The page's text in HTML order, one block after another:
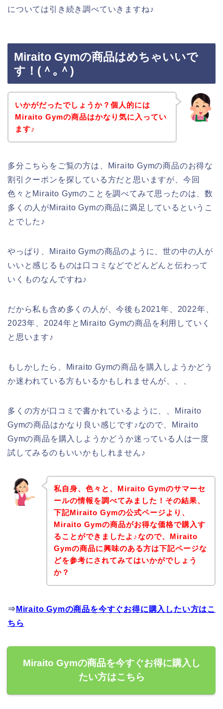
については引き続き調べていきますね♪
Miraito Gymの商品はめちゃいいで
す！(＾｡＾)
いかがだったでしょうか？個人的には
Miraito Gymの商品はかなり気に入ってい
ます♪
多分こちらをご覧の方は、Miraito Gymの商品のお得な
割引クーポンを探している方だと思いますが、今回
色々とMiraito Gymのことを調べてみて思ったのは、数
多くの人がMiraito Gymの商品に満足しているというこ
とでした♪
やっぱり、Miraito Gymの商品のように、世の中の人が
いいと感じるものは口コミなどでどんどんと伝わって
いくものなんですね♪
だから私も含め多くの人が、今後も2021年、2022年、
2023年、2024年とMiraito Gymの商品を利用していく
と思います♪
もしかしたら、Miraito Gymの商品を購入しようかどう
か迷われている方もいるかもしれませんが、、、
多くの方が口コミで書かれているように、、Miraito
Gymの商品はかなり良い感じです♪なので、Miraito
Gymの商品を購入しようかどうか迷っている人は一度
試してみるのもいいかもしれません♪
私自身、色々と、Miraito Gymのサマーセ
ールの情報を調べてみました！その結果、
下記Miraito Gymの公式ページより、
Miraito Gymの商品がお得な価格で購入す
ることができましたよ♪なので、Miraito
Gymの商品に興味のある方は下記ページな
どを参考にされてみてはいかがでしょう
か？
⇒ Miraito Gymの商品を今すぐお得に購入したい方はこ
ちら
Miraito Gymの商品を今すぐお得に購入し
たい方はこちら